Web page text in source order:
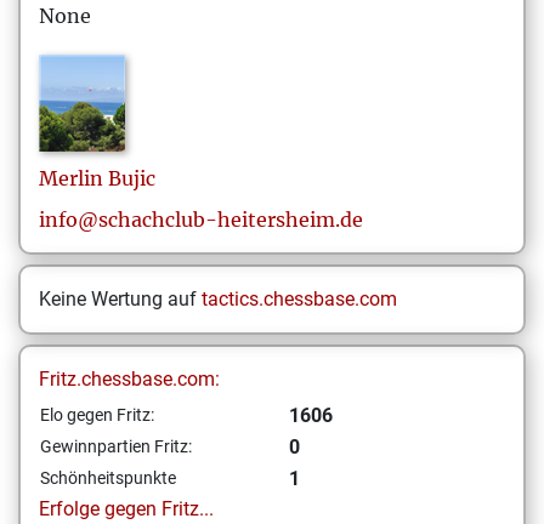
None
Merlin Bujic
info@schachclub-heitersheim.de
Keine Wertung auf tactics.chessbase.com
Fritz.chessbase.com:
Elo gegen Fritz: 1606
Gewinnpartien Fritz: 0
Schönheitspunkte
1
Erfolge gegen Fritz...